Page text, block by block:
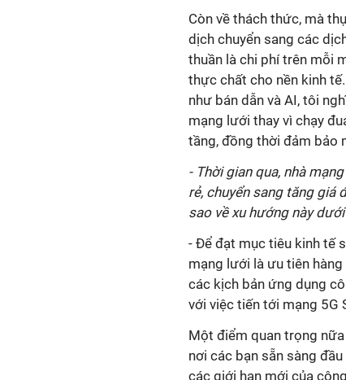
Còn về thách thức, mà
dịch chuyển sang các
thuần là chi phí trên mỗi
thực chất cho nền kinh
như bán dẫn và AI, tôi
mạng lưới thay vì chạy
tầng, đồng thời đảm bảo
- Thời gian qua, nhà
rẻ, chuyển sang tăng giá
sao về xu hướng này
- Để đạt mục tiêu kinh tế
mạng lưới là ưu tiên
các kịch bản ứng dụng
với việc tiến tới mạng 5G
Một điểm quan trọng
nơi các bạn sẵn sàng
các giới hạn mới của